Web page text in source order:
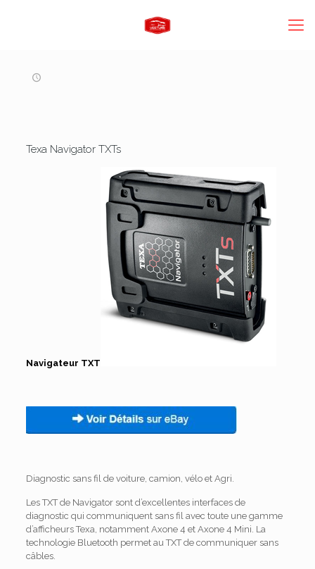
Texa Navigator TXTs
Navigateur TXT
Diagnostic sans fil de voiture, camion, vélo et Agri.
Les TXT de Navigator sont d’excellentes interfaces de
diagnostic qui communiquent sans fil avec toute une gamme
d’afficheurs Texa, notamment Axone 4 et Axone 4 Mini. La
technologie Bluetooth permet au TXT de communiquer sans
câbles.